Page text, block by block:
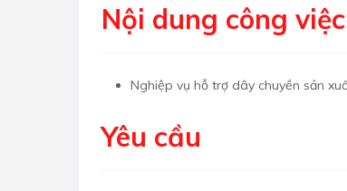
Nội dung công việc
Nghiệp vụ hỗ trợ dây chuyền sản
Yêu cầu